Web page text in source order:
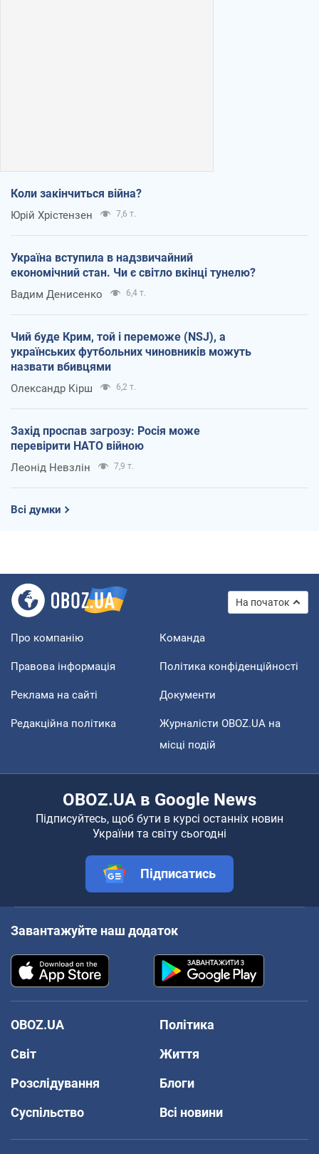
Коли закінчиться війна?
Юрій Хрістензен 7,6 т.
Україна вступила в надзвичайний
економічний стан. Чи є світло вкінці тунелю?
Вадим Денисенко 6,4 т.
Чий буде Крим, той і переможе (NSJ), а
українських футбольних чиновників можуть
назвати вбивцями
Олександр Кірш 6,2 т.
Захід проспав загрозу: Росія може
перевірити НАТО війною
Леонід Невзлін 7,9 т.
Всі думки
На початок
Про компанію Команда
Правова інформація Політика конфіденційності
Реклама на сайті Документи
Редакційна політика
Журналісти OBOZ.UA на
місці подій
OBOZ.UA в Google News
Підписуйтесь, щоб бути в курсі останніх новин
України та світу сьогодні
Підписатись
Завантажуйте наш додаток
OBOZ.UA
Політика
Світ
Життя
Розслідування
Блоги
Суспільство
Всі новини